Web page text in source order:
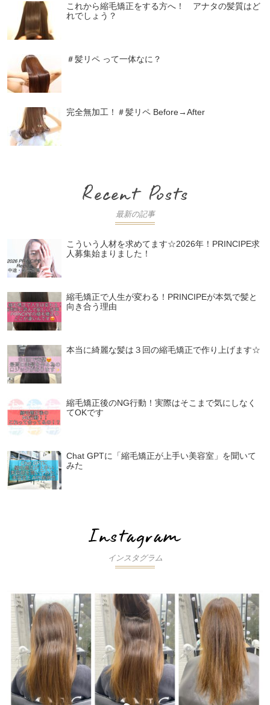
これから縮毛矯正をする方へ！ アナタの髪質はど
れでしょう？
＃髪リペ って一体なに？
完全無加工！＃髪リペ Before→After
最新の記事
こういう人材を求めてます☆2026年！PRINCIPE求
人募集始まりました！
縮毛矯正で人生が変わる！PRINCIPEが本気で髪と
向き合う理由
本当に綺麗な髪は３回の縮毛矯正で作り上げます☆
縮毛矯正後のNG行動！実際はそこまで気にしなく
てOKです
Chat GPTに「縮毛矯正が上手い美容室」を聞いて
みた
インスタグラム